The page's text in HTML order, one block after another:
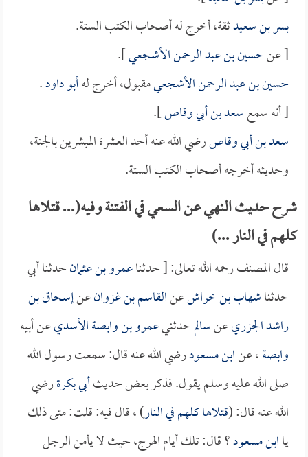
بسر بن سعيدثقة، أخرج له أصحاب الكتب الستة.
[ عنحسين بن عبد الرحمن الأشجعي].
حسين بن عبد الرحمن الأشجعيمقبول، أخرج لهأبو داود.
[ أنه سمعسعد بن أبي وقاص].
سعد بن أبي وقاصرضي الله عنه أحد العشرة المبشرين بالجنة،
وحديثه أخرجه أصحاب الكتب الستة.
شرح حديث النهي عن السعي في الفتنة وفيه(... قتلاها
كلهم في النار ...)
قال المصنف رحمه الله تعالى: [ حدثناعمرو بن عثمانحدثنا أبي
حدثناشهاب بن خراشعنالقاسم بن غزوانعنإسحاق بن
راشد الجزريعنسالمحدثنيعمرو بن وابصة الأسديعن أبيه
وابصة، عنابن مسعودرضي الله عنه قال: سمعت رسول الله
صلى الله عليه وسلم يقول. فذكر بعض حديثأبي بكرةرضي
الله عنه قال: (قتلاها كلهم في النار) ، قال فيه: قلت: متى ذلك
ياابن مسعود؟ قال: تلك أيام الهرج، حيث لا يأمن الرجل